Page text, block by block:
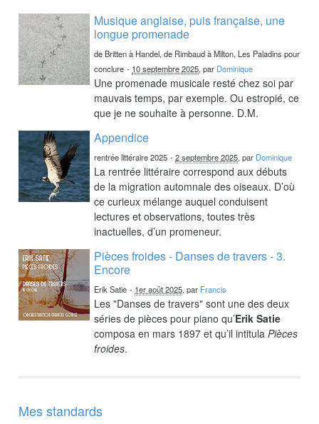
Musique anglaise, puis française, une
longue promenade
de Britten à Handel, de Rimbaud à Milton, Les Paladins pour
conclure - 10 septembre 2025, par Dominique
Une promenade musicale resté chez soi par
mauvais temps, par exemple. Ou estropié, ce
que je ne souhaite à personne. D.M.
Appendice
rentrée littéraire 2025 -2 septembre 2025, par Dominique
La rentrée littéraire correspond aux débuts
de la migration automnale des oiseaux. D’où
ce curieux mélange auquel conduisent
lectures et observations, toutes très
inactuelles, d’un promeneur.
Pièces froides - Danses de travers - 3.
Encore
Erik Satie - 1er août 2025, par Francis
Les "Danses de travers" sont une des deux
séries de pièces pour piano qu’Erik Satie
composa en mars 1897 et qu’il intitulaPièces
froides.
Mes standards